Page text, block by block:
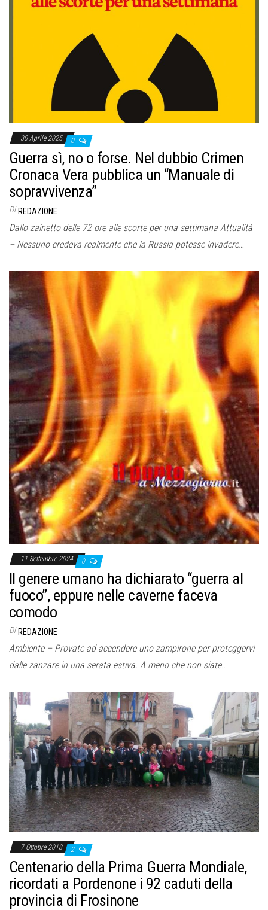
30 Aprile 2025 0
Guerra sì, no o forse. Nel dubbio Crimen
Cronaca Vera pubblica un “Manuale di
sopravvivenza”
Di REDAZIONE
Dallo zainetto delle 72 ore alle scorte per una settimana Attualità
– Nessuno credeva realmente che la Russia potesse invadere…
11 Settembre 2024 0
Il genere umano ha dichiarato “guerra al
fuoco”, eppure nelle caverne faceva
comodo
Di REDAZIONE
Ambiente – Provate ad accendere uno zampirone per proteggervi
dalle zanzare in una serata estiva. A meno che non siate…
7 Ottobre 2018 2
Centenario della Prima Guerra Mondiale,
ricordati a Pordenone i 92 caduti della
provincia di Frosinone